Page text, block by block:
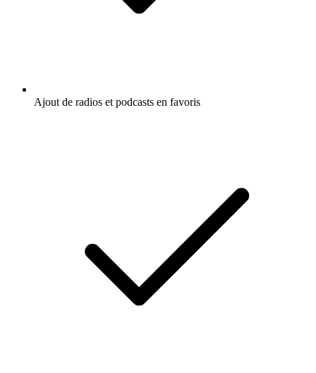
Ajout de radios et podcasts en favoris